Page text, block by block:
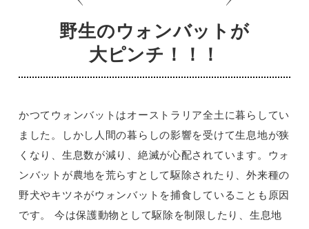
野生のウォンバットが
大ピンチ！！！
かつてウォンバットはオーストラリア全土に暮らしてい
ました。しかし人間の暮らしの影響を受けて生息地が狭
くなり、生息数が減り、絶滅が心配されています。ウォ
ンバットが農地を荒らすとして駆除されたり、外来種の
野犬やキツネがウォンバットを捕食していることも原因
です。 今は保護動物として駆除を制限したり、生息地